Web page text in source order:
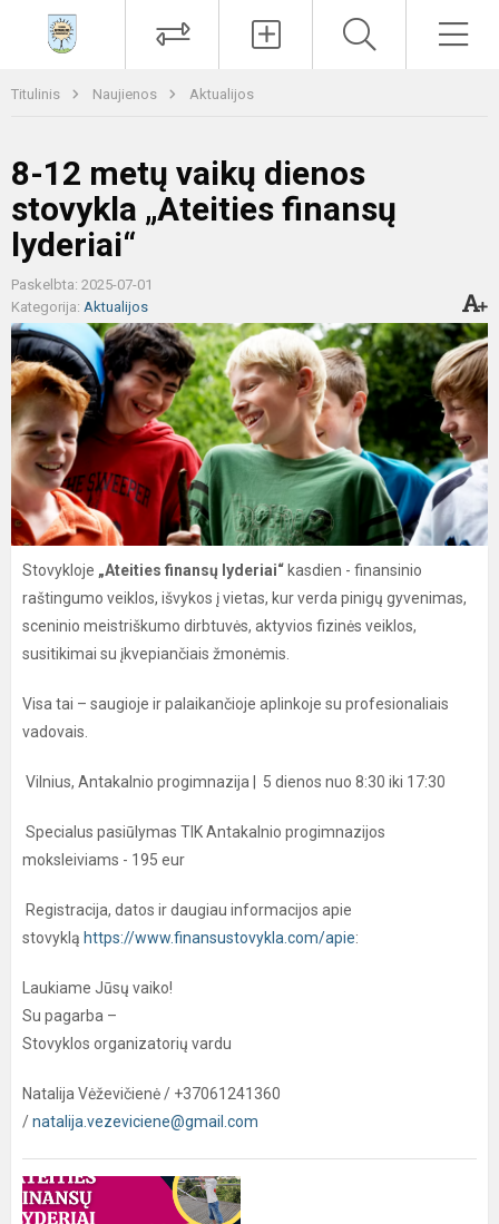
Titulinis Naujienos Aktualijos
8-12 metų vaikų dienos
stovykla „Ateities finansų
lyderiai“
Paskelbta: 2025-07-01
Kategorija: Aktualijos
Stovykloje „Ateities finansų lyderiai“ kasdien - finansinio
raštingumo veiklos, išvykos į vietas, kur verda pinigų gyvenimas,
sceninio meistriškumo dirbtuvės, aktyvios fizinės veiklos,
susitikimai su įkvepiančiais žmonėmis.
Visa tai – saugioje ir palaikančioje aplinkoje su profesionaliais
vadovais.
Vilnius, Antakalnio progimnazija | 5 dienos nuo 8:30 iki 17:30
Specialus pasiūlymas TIK Antakalnio progimnazijos
moksleiviams - 195 eur
Registracija, datos ir daugiau informacijos apie
stovyklą https://www.finansustovykla.com/apie:
Laukiame Jūsų vaiko!
Su pagarba –
Stovyklos organizatorių vardu
Natalija Vėževičienė / +37061241360
/natalija.vezeviciene@gmail.com